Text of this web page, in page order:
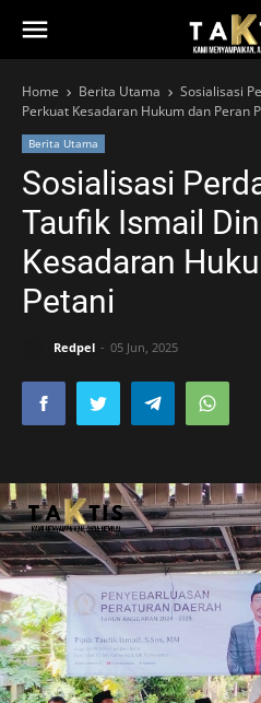
Home Berita Utama
Sosialisasi
Perkuat Kesadaran Hukum dan Peran
Berita Utama
Sosialisasi
Taufik Ismail
Kesadaran
Petani
Redpel 05 Jun, 2025